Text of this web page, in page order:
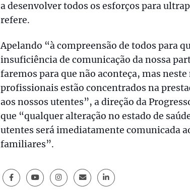
a desenvolver todos os esforços para
refere.
Apelando “à compreensão de todos para
insuficiência de comunicação da nossa
faremos para que não aconteça, mas
profissionais estão concentrados na
aos nossos utentes”, a direção da
que “qualquer alteração no estado de
utentes será imediatamente comunicada
familiares”.